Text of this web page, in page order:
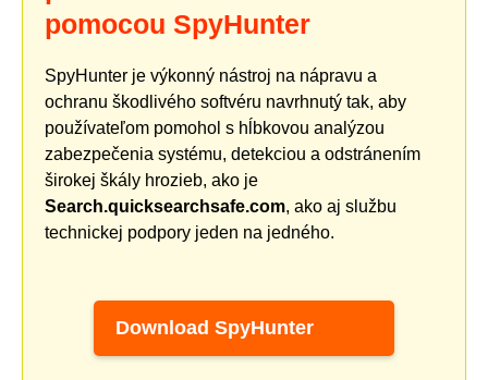
pomocou SpyHunter
SpyHunter je výkonný nástroj na nápravu a
ochranu škodlivého softvéru navrhnutý tak, aby
používateľom pomohol s hĺbkovou analýzou
zabezpečenia systému, detekciou a odstránením
širokej škály hrozieb, ako je
Search.quicksearchsafe.com, ako aj službu
technickej podpory jeden na jedného.
Download SpyHunter